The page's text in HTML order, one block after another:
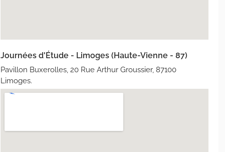
Journées d'Étude - Limoges (Haute-Vienne - 87)
Pavillon Buxerolles, 20 Rue Arthur Groussier, 87100
Limoges.